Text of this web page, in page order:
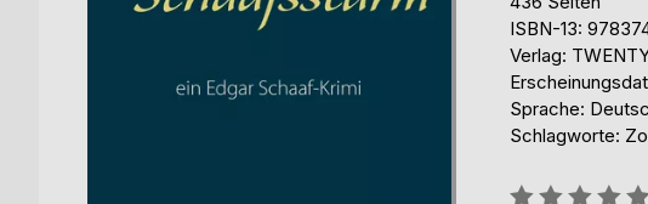
ISBN-13:
Verlag:
Sprache:
Schlagworte:
Bewertung::